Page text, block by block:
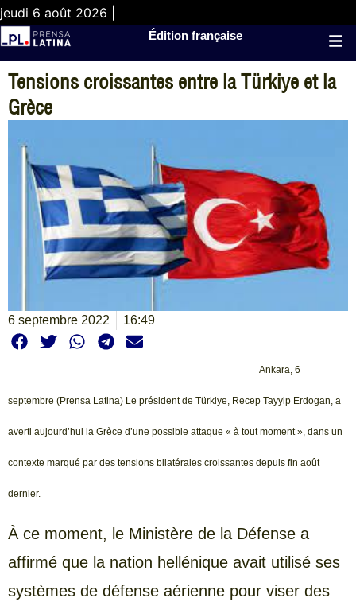
jeudi 6 août 2026 |
Édition française
Tensions croissantes entre la Türkiye et la
Grèce
6 septembre 2022 16:49
Ankara, 6
septembre (Prensa Latina) Le président de Türkiye, Recep Tayyip Erdogan, a
averti aujourd’hui la Grèce d’une possible attaque « à tout moment », dans un
contexte marqué par des tensions bilatérales croissantes depuis fin août
dernier.
À ce moment, le Ministère de la Défense a
affirmé que la nation hellénique avait utilisé ses
systèmes de défense aérienne pour viser des